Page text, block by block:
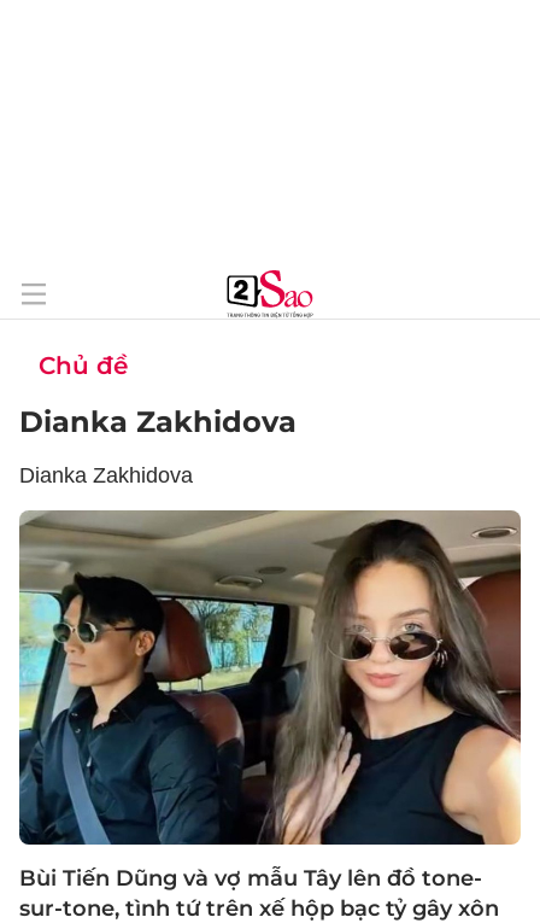
Chủ đề
Dianka Zakhidova
Dianka Zakhidova
Bùi Tiến Dũng và vợ mẫu Tây lên đồ tone-
sur-tone, tình tứ trên xế hộp bạc tỷ gây xôn